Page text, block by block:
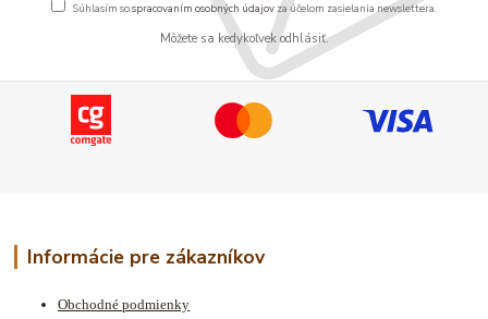
Súhlasím sospracovaním osobných údajov za účelom zasielania newslettera.
Môžete sa kedykoľvek odhlásiť.
Informácie pre zákazníkov
Obchodné podmienky